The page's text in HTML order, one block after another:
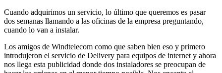
Cuando adquirimos un servicio, lo último que queremos es pasar
dos semanas llamando a las oficinas de la empresa preguntando,
cuando lo van a instalar.
Los amigos de Windtelecom como que saben bien eso y primero
introdujeron el servicio de Delivery para equipos de internet y ahora
nos llega esta publicidad donde dos instaladores se preocupan de